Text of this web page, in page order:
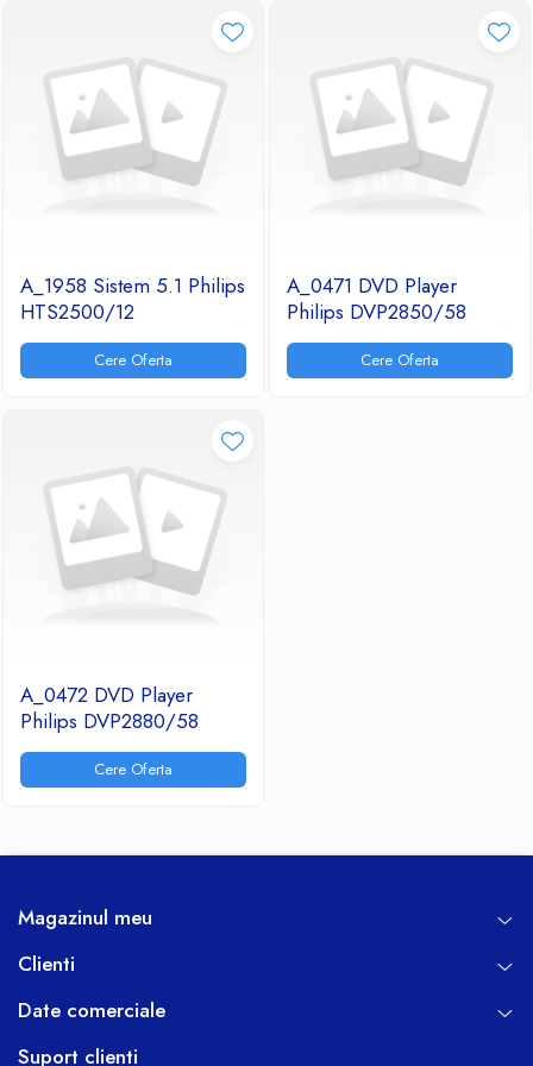
A_1958 Sistem 5.1 Philips
HTS2500/12
Cere Oferta
A_0471 DVD Player
Philips DVP2850/58
Cere Oferta
A_0472 DVD Player
Philips DVP2880/58
Cere Oferta
Magazinul meu
Clienti
Date comerciale
Suport clienti